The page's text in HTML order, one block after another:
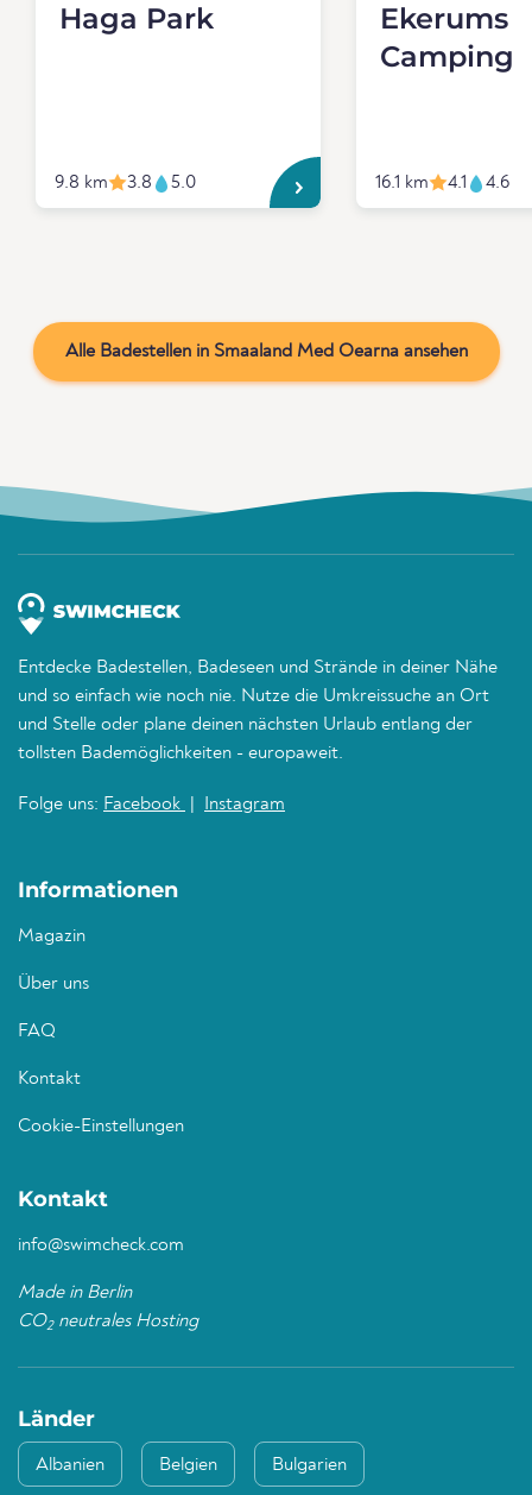
Haga Park
9.8 km 3.8 5.0
Ekerums
Camping
16.1 km 4.1 4.6
Alle Badestellen in Smaaland Med Oearna ansehen
Entdecke Badestellen, Badeseen und Strände in deiner Nähe
und so einfach wie noch nie. Nutze die Umkreissuche an Ort
und Stelle oder plane deinen nächsten Urlaub entlang der
tollsten Bademöglichkeiten - europaweit.
Folge uns: Facebook Instagram
Informationen
Magazin
Über uns
FAQ
Kontakt
Cookie-Einstellungen
Kontakt
info@swimcheck.com
Made in Berlin
CO2neutrales Hosting
Länder
Albanien Belgien Bulgarien